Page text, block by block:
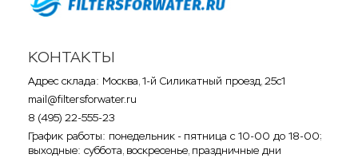
КОНТАКТЫ
Адрес склада: Москва, 1-й Силикатный проезд, 25с1
mail@filtersforwater.ru
8 (495) 22-555-23
График работы: понедельник - пятница с 10-00 до 18-00;
выходные: суббота, воскресенье, праздничные дни